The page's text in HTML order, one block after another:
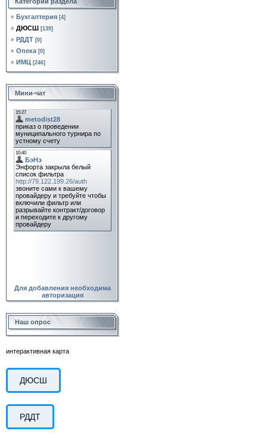
Бухгалтерия [4]
ДЮСШ [139]
РДДТ [0]
Опека [0]
ИМЦ [246]
Мини-чат
Для добавления необходима
авторизация
Наш опрос
интерактивная карта
ДЮСШ
РДДТ